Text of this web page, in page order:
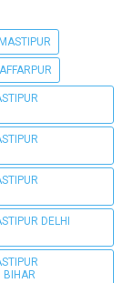
DELHI
BIHAR